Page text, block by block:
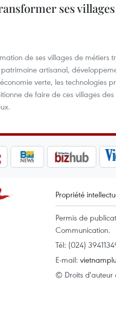
ses
de ses villages de métiers
artisanal,
verte, les technologies
de faire de ces villages
Propriété
Permis de
Communication.
Tél: (024)
E-mail:
© Droits d'auteur